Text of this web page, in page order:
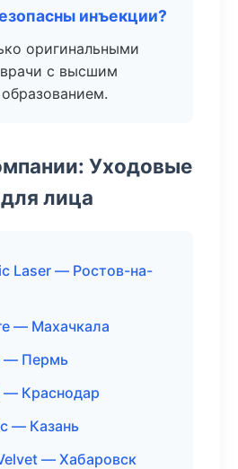
инъекции?
оригинальными
с высшим
Уходовые
лица
Laser — Ростов-на-
— Махачкала
— Пермь
— Краснодар
— Казань
— Хабаровск